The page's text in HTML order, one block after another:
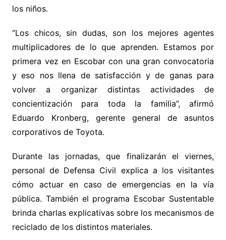
los niños.
“Los chicos, sin dudas, son los mejores agentes
multiplicadores de lo que aprenden. Estamos por
primera vez en Escobar con una gran convocatoria
y eso nos llena de satisfacción y de ganas para
volver a organizar distintas actividades de
concientización para toda la familia”, afirmó
Eduardo Kronberg, gerente general de asuntos
corporativos de Toyota.
Durante las jornadas, que finalizarán el viernes,
personal de Defensa Civil explica a los visitantes
cómo actuar en caso de emergencias en la vía
pública. También el programa Escobar Sustentable
brinda charlas explicativas sobre los mecanismos de
reciclado de los distintos materiales.